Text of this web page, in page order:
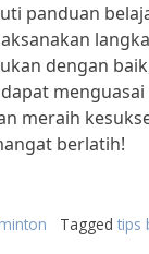
panduan
dengan
meraih
berlatih!
Tagged tips